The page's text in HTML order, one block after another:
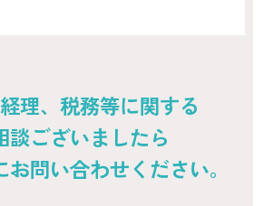
理、税務等に関する
談ございましたら
問い合わせください。